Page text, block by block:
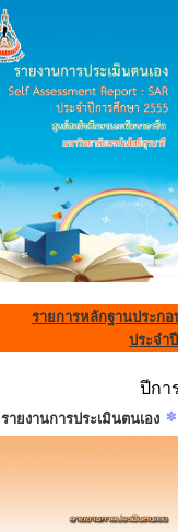
รายการหลักฐานประกอ
ประจำ
ปีกา
รายงานการประเมินตนเอง